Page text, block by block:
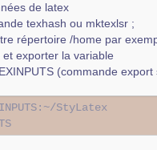
de latex
texhash ou mktexlsr ;
répertoire /home par
exporter la variable
(commande export